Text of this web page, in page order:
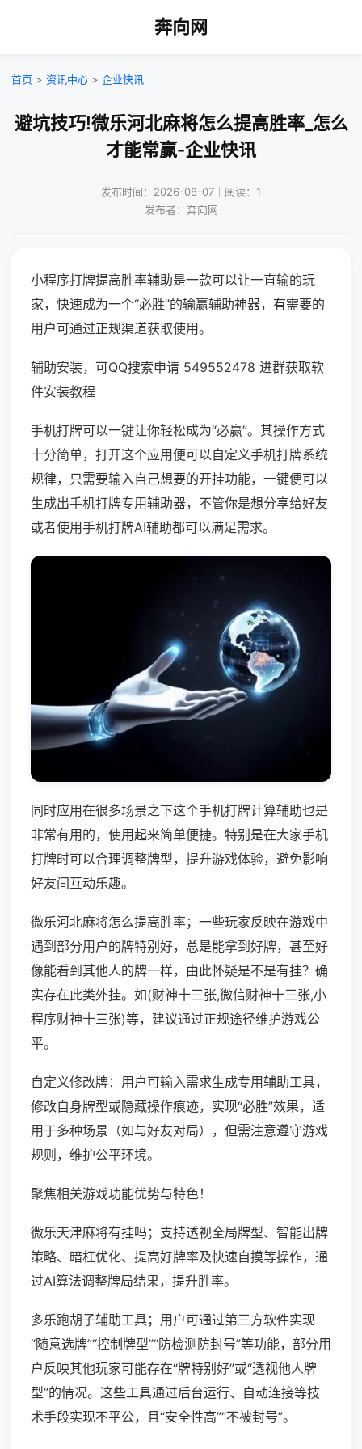
奔向网
首页 > 资讯中心 > 企业快讯
避坑技巧!微乐河北麻将怎么提高胜率_怎么
才能常赢-企业快讯
发布时间：2026-08-07｜阅读：1
发布者：奔向网
小程序打牌提高胜率辅助是一款可以让一直输的玩
家，快速成为一个“必胜”的输赢辅助神器，有需要的
用户可通过正规渠道获取使用。
辅助安装，可QQ搜索申请 549552478 进群获取软
件安装教程
手机打牌可以一键让你轻松成为“必赢”。其操作方式
十分简单，打开这个应用便可以自定义手机打牌系统
规律，只需要输入自己想要的开挂功能，一键便可以
生成出手机打牌专用辅助器，不管你是想分享给好友
或者使用手机打牌AI辅助都可以满足需求。
同时应用在很多场景之下这个手机打牌计算辅助也是
非常有用的，使用起来简单便捷。特别是在大家手机
打牌时可以合理调整牌型，提升游戏体验，避免影响
好友间互动乐趣。
微乐河北麻将怎么提高胜率；一些玩家反映在游戏中
遇到部分用户的牌特别好，总是能拿到好牌，甚至好
像能看到其他人的牌一样，由此怀疑是不是有挂？确
实存在此类外挂。如(财神十三张,微信财神十三张,小
程序财神十三张)等，建议通过正规途径维护游戏公
平。
自定义修改牌：用户可输入需求生成专用辅助工具，
修改自身牌型或隐藏操作痕迹，实现“必胜”效果，适
用于多种场景（如与好友对局），但需注意遵守游戏
规则，维护公平环境。
聚焦相关游戏功能优势与特色！
微乐天津麻将有挂吗；支持透视全局牌型、智能出牌
策略、暗杠优化、提高好牌率及快速自摸等操作，通
过AI算法调整牌局结果，提升胜率。
多乐跑胡子辅助工具；用户可通过第三方软件实现
“随意选牌”“控制牌型”“防检测防封号”等功能，部分用
户反映其他玩家可能存在“牌特别好”或“透视他人牌
型”的情况。这些工具通过后台运行、自动连接等技
术手段实现不平公，且“安全性高”“不被封号”。